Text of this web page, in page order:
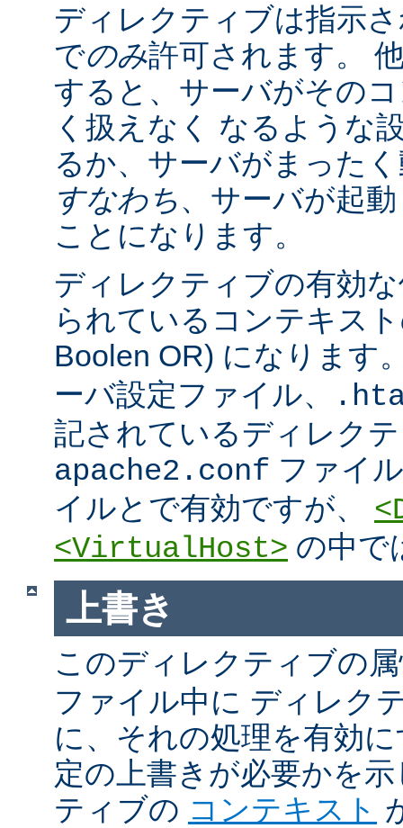
ディレクティブは指示
でのみ許可されます。
すると、サーバがその
く扱えなく なるような
るか、サーバがまった
すなわち、サーバが起
ことになります。
ディレクティブの有効
られているコンテキス
Boolen OR) になります
ーバ設定ファイル、
記されているディレク
apache2.conf ファイ
イルとで有効ですが、
<VirtualHost> の中で
上書き
このディレクティブの
ファイル中に ディレク
に、それの処理を有効
定の上書きが必要かを
ティブの コンテキスト